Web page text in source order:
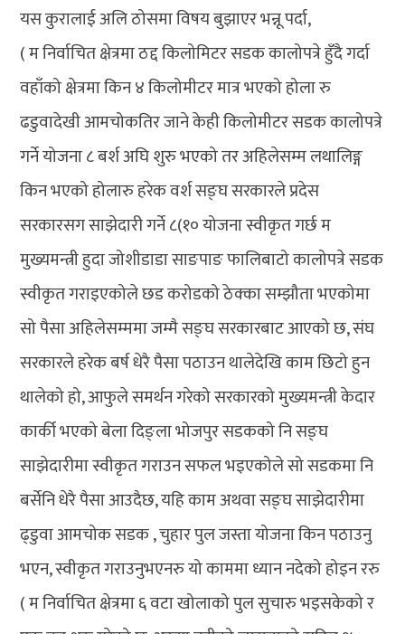
यस कुरालाई अलि ठोसमा विषय बुझाएर भन्नू पर्दा,
( म निर्वाचित क्षेत्रमा ठद्द किलोमिटर सडक कालोपत्रे हुँदै गर्दा
वहाँको क्षेत्रमा किन ४ किलोमीटर मात्र भएको होला रु
ढडुवादेखी आमचोकतिर जाने केही किलोमीटर सडक कालोपत्रे
गर्ने योजना ८ बर्श अघि शुरु भएको तर अहिलेसम्म लथालिङ्ग
किन भएको होलारु हरेक वर्श सङ्घ सरकारले प्रदेस
सरकारसग साझेदारी गर्ने ८(१० योजना स्वीकृत गर्छ म
मुख्यमन्त्री हुदा जोशीडाडा साङपाङ फालिबाटो कालोपत्रे सडक
स्वीकृत गराइएकोले छड करोडको ठेक्का सम्झौता भएकोमा
सो पैसा अहिलेसम्ममा जम्मै सङ्घ सरकारबाट आएको छ, संघ
सरकारले हरेक बर्ष धेरै पैसा पठाउन थालेदेखि काम छिटो हुन
थालेको हो, आफुले समर्थन गरेको सरकारको मुख्यमन्त्री केदार
कार्की भएको बेला दिङ्ला भोजपुर सडकको नि सङ्घ
साझेदारीमा स्वीकृत गराउन सफल भइएकोले सो सडकमा नि
बर्सेनि धेरै पैसा आउदैछ, यहि काम अथवा सङ्घ साझेदारीमा
ढ्डुवा आमचोक सडक , चुहार पुल जस्ता योजना किन पठाउनु
भएन, स्वीकृत गराउनुभएनरु यो काममा ध्यान नदेको होइन ररु
( म निर्वाचित क्षेत्रमा ६ वटा खोलाको पुल सुचारु भइसकेको र